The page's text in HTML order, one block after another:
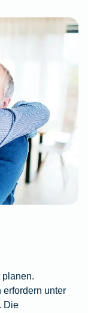
planen.
erfordern unter
Die